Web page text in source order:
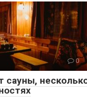
0
сауны,